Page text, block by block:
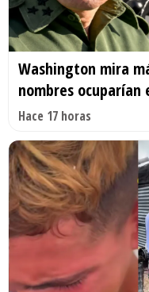
Washington mira
nombres ocuparían
Hace 17 horas